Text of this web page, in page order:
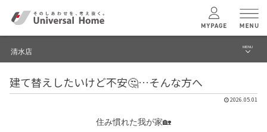
ユニバーサル ホームの特長
コンセプトプラン
清水店 MENU
ブログ
建て替えしたいけど不安🤔…そんな方へ
2026.05.01
住み慣れた我が家🏡